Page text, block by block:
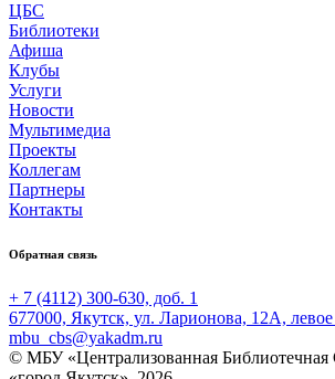
ЦБС
Библиотеки
Афиша
Клубы
Услуги
Новости
Мультимедиа
Проекты
Коллегам
Партнеры
Контакты
Обратная связь
+ 7 (4112) 300-630, доб. 1
677000, Якутск, ул. Ларионова, 12А,
mbu_cbs@yakadm.ru
© МБУ «Централизованная